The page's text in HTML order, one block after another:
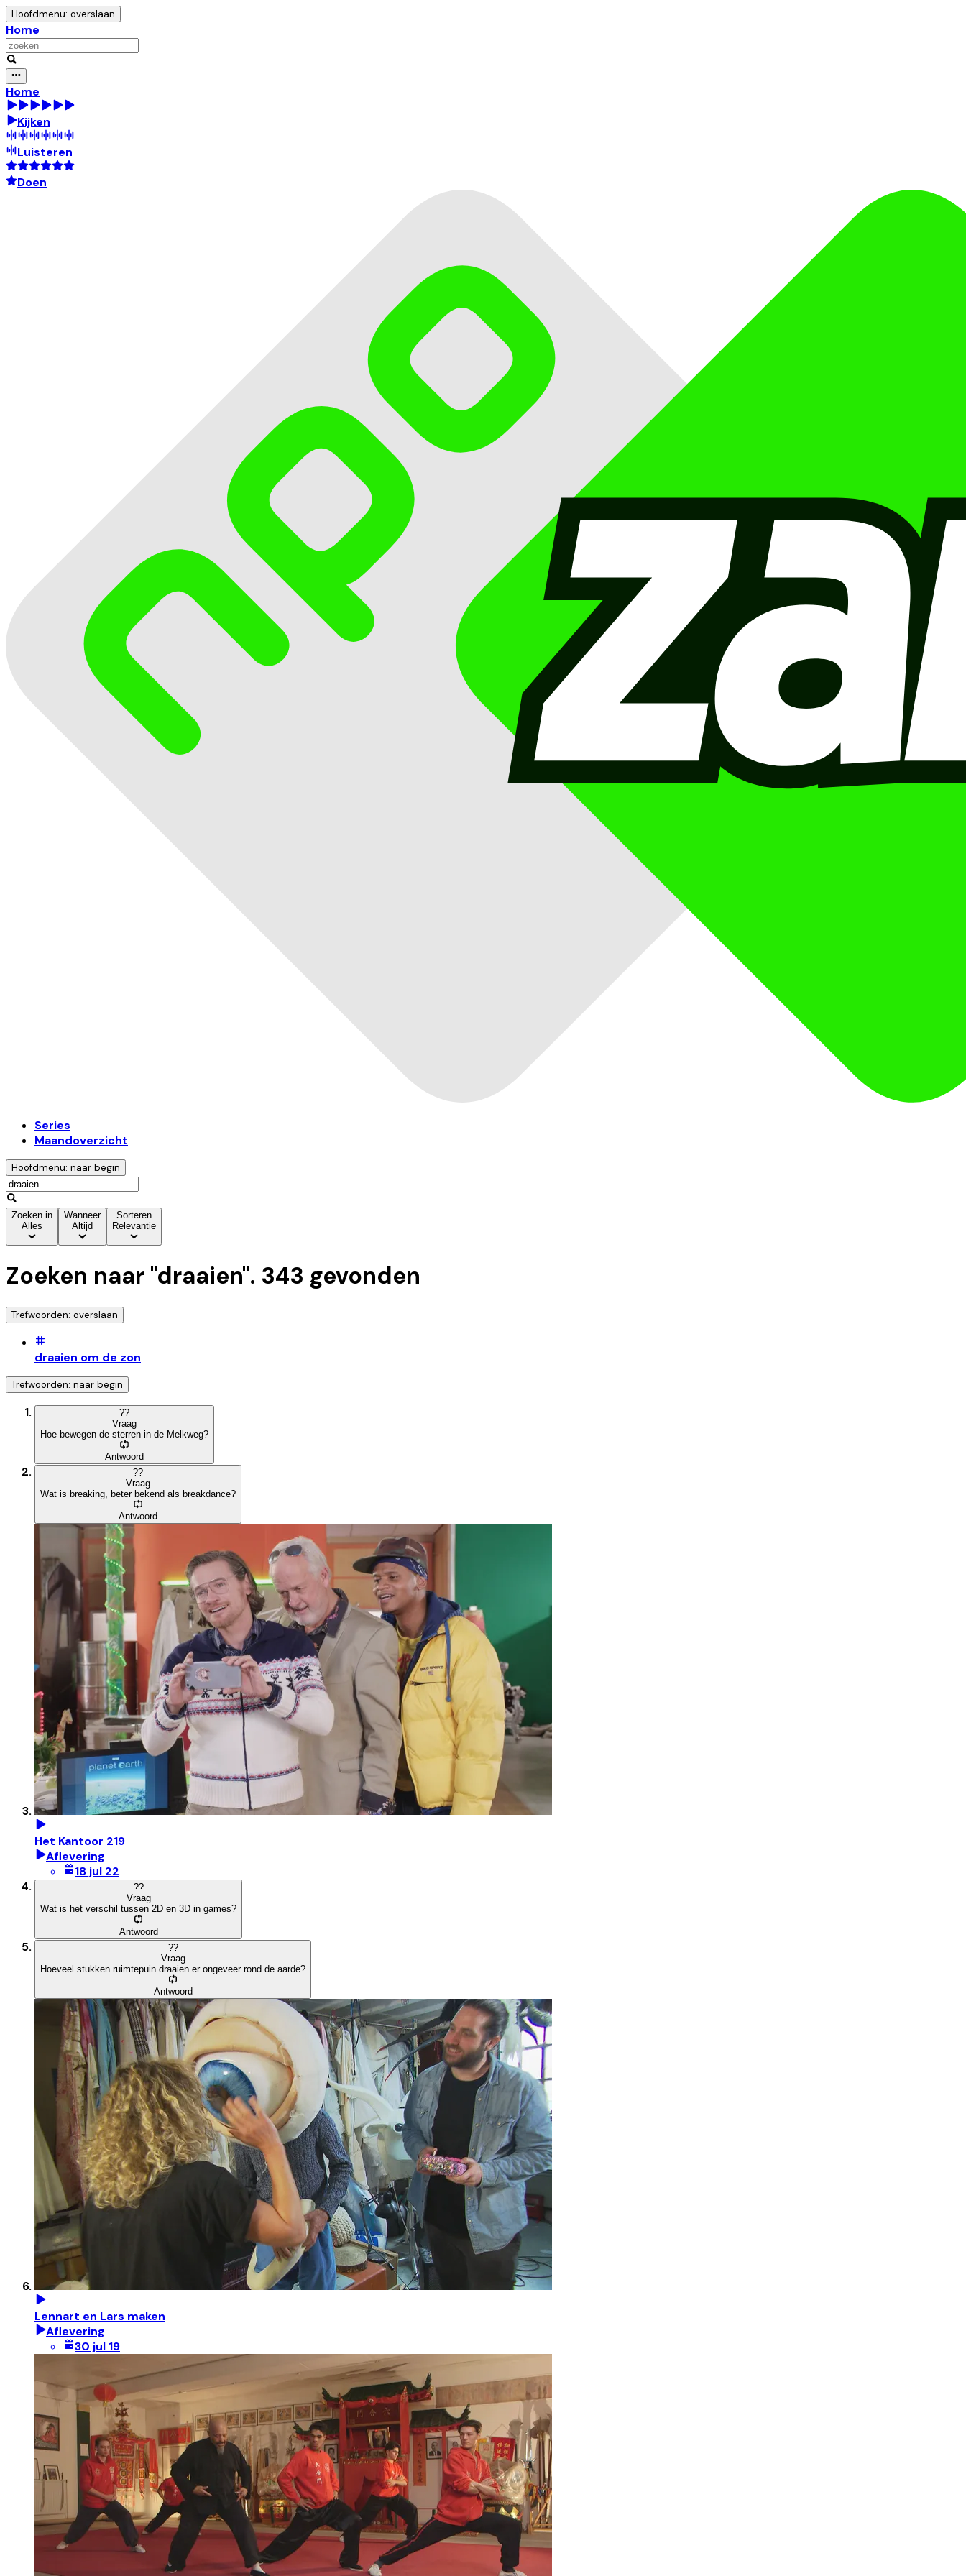
Hoofdmenu: overslaan
Home
Home
Kijken
Luisteren
Doen
Series
Maandoverzicht
Hoofdmenu: naar begin
Zoeken in
Alles
Wanneer
Altijd
Sorteren
Relevantie
Zoeken naar "draaien". 343 gevonden
Trefwoorden: overslaan
draaien om de zon
Trefwoorden: naar begin
??
Vraag
Hoe bewegen de sterren in de Melkweg?
Antwoord
??
Vraag
Wat is breaking, beter bekend als breakdance?
Antwoord
Het Kantoor 219
Aflevering
18 jul 22
??
Vraag
Wat is het verschil tussen 2D en 3D in games?
Antwoord
??
Vraag
Hoeveel stukken ruimtepuin draaien er ongeveer rond de aarde?
Antwoord
Lennart en Lars maken
Aflevering
30 jul 19